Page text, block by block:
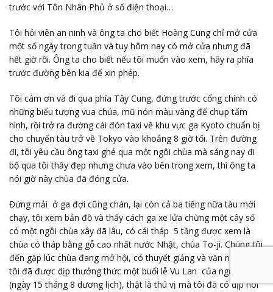
trước với Tôn Nhân Phủ ở số điện thoại…
Tôi hỏi viên an ninh và ông ta cho biết Hoàng Cung chỉ mở cửa
một số ngày trong tuần và tuy hôm nay có mở cửa nhưng đã
hết giờ rồi. Ông ta cho biết nếu tôi muốn vào xem, hãy ra phía
trước đường bên kia để xin phép.
Tôi cám ơn và đi qua phía Tây Cung, đứng trước cổng chính có
những biểu tượng vua chúa, mũ nón màu vàng để chụp tấm
hình, rồi trở ra đường cái đón taxi về khu vực ga Kyoto chuẩn bị
cho chuyến tàu trở về Tokyo vào khoảng 8 giờ tối. Trên đường
đi, tôi yêu cầu ông taxi ghé qua một ngôi chùa mà sáng nay đi
bộ qua tôi thấy đẹp nhưng chưa vào bên trong xem, thì ông ta
nói giờ này chùa đã đóng cửa.
Đứng mải ở ga đợi cũng chán, lại còn cả ba tiếng nữa tàu mới
chạy, tôi xem bản đồ và thấy cách ga xe lửa chừng một cây số
có một ngôi chùa xây đã lâu, có cái tháp 5 tầng được xem là
chùa có tháp bằng gỗ cao nhất nước Nhật, chùa To-ji. Chúng tôi
đến gặp lúc chùa đang mở hội, có thuyết giảng và văn nghệ nên
tôi đã được dịp thưởng thức một buổi lễ Vu Lan của người Nhật
(ngày 15 tháng 8 dương lịch), thật là thú vị mà tôi đã có dịp nói